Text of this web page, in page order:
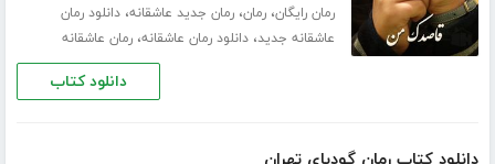
رمان رایگان،رمان،رمان جدید عاشقانه،دانلود رمان
عاشقانه جدید،دانلود رمان عاشقانه،رمان عاشقانه
دانلود کتاب